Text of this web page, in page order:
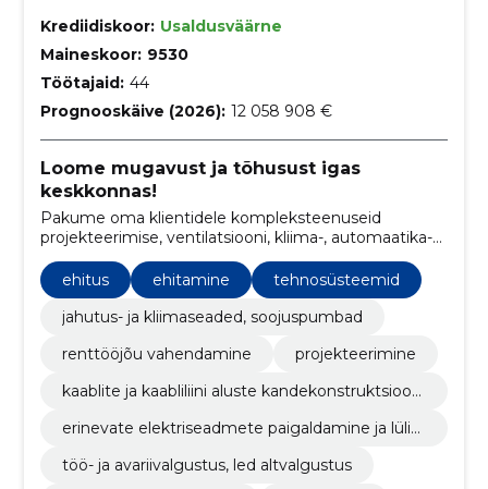
Krediidiskoor: Usaldusväärne
Maineskoor: 9530
Töötajaid: 44
Prognooskäive (2026): 12 058 908 €
Loome mugavust ja tõhusust igas
keskkonnas!
Pakume oma klientidele kompleksteenuseid
projekteerimise, ventilatsiooni, kliima-, automaatika-
ja elektrisüsteemide paigalduseks ja hoolduseks.
ehitus
ehitamine
tehnosüsteemid
jahutus- ja kliimaseaded, soojuspumbad
renttööjõu vahendamine
projekteerimine
kaablite ja kaabliliini aluste kandekonstruktsiooni
erinevate elektriseadmete paigaldamine ja lülita
töö- ja avariivalgustus, led altvalgustus